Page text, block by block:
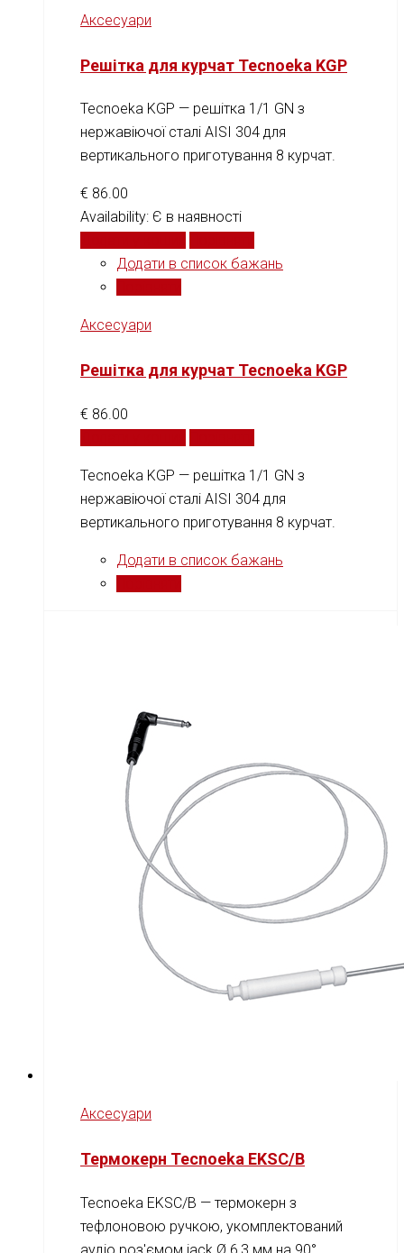
Аксесуари
Решітка для курчат Tecnoeka KGP
Tecnoeka KGP — решітка 1/1 GN з
нержавіючої сталі AISI 304 для
вертикального приготування 8 курчат.
€ 86.00
Availability: Є в наявності
Додати в список бажань
Аксесуари
Решітка для курчат Tecnoeka KGP
€ 86.00
Tecnoeka KGP — решітка 1/1 GN з
нержавіючої сталі AISI 304 для
вертикального приготування 8 курчат.
Додати в список бажань
Аксесуари
Термокерн Tecnoeka EKSC/B
Tecnoeka EKSC/B — термокерн з
тефлоновою ручкою, укомплектований